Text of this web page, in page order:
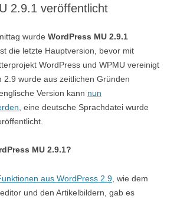
2.9.1 veröffentlicht
wurde WordPress MU 2.9.1
ist die letzte Hauptversion, bevor mit
WordPress und WPMU vereinigt
2.9 wurde aus zeitlichen Gründen
Version kann nun
, eine deutsche Sprachdatei wurde
MU 2.9.1?
aus WordPress 2.9 , wie dem
und den Artikelbildern, gab es